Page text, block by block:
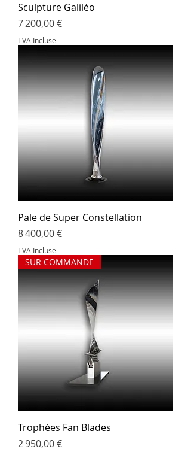
Sculpture Galiléo
Prix
7 200,00 €
TVA Incluse
Pale de Super Constellation
Prix
8 400,00 €
TVA Incluse
SUR COMMANDE
Trophées Fan Blades
Prix
2 950,00 €